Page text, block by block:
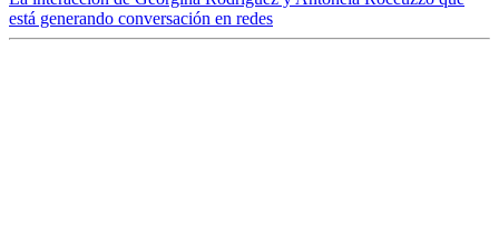
está generando conversación en redes